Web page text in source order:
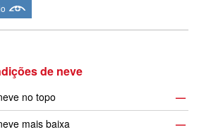
de neve
no topo
—
mais baixa
—